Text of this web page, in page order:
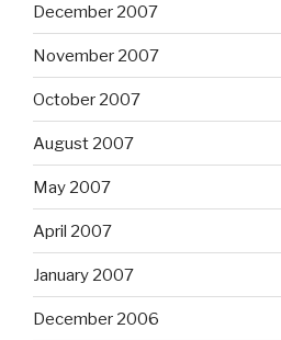
December 2007
November 2007
October 2007
August 2007
May 2007
April 2007
January 2007
December 2006